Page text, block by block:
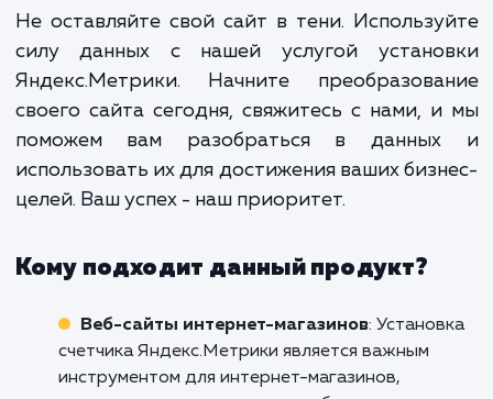
улучшать их опыт и, в конечном
растить свой бизнес.
поможет вам не только узнать,
посещает ваш сайт, но и понять,
они взаимодействуют с ним,
пользовательский опыт.